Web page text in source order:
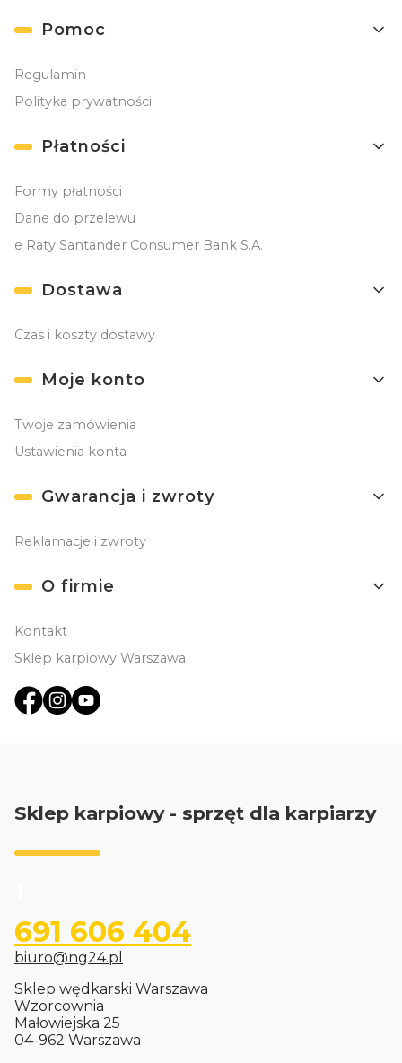
Linki w stopce
Pomoc
Regulamin
Polityka prywatności
Płatności
Formy płatności
Dane do przelewu
e Raty Santander Consumer Bank S.A.
Dostawa
Czas i koszty dostawy
Moje konto
Twoje zamówienia
Ustawienia konta
Gwarancja i zwroty
Reklamacje i zwroty
O firmie
Kontakt
Sklep karpiowy Warszawa
Sklep karpiowy - sprzęt dla karpiarzy
691 606 404
biuro@ng24.pl
Sklep wędkarski Warszawa
Wzorcownia
Małowiejska 25
04-962 Warszawa